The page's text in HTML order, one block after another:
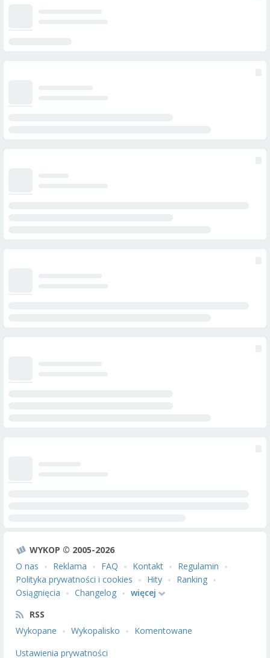
WYKOP © 2005-2026
O nas
Reklama FAQ Kontakt
Regulamin
Polityka prywatności i cookies
Hity
Ranking
Osiągnięcia
Changelog
więcej
RSS
Wykopane
Wykopalisko
Komentowane
Ustawienia prywatności